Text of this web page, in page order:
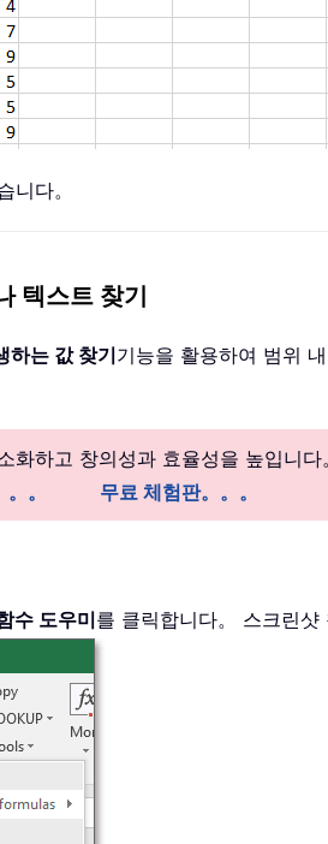
다。
텍스트 찾기
하는 값 찾기기능을 활용하여 범위
화하고 창의성과 효율성을 높입니다
。 무료 체험판。。。
수 도우미를 클릭합니다。 스크린샷